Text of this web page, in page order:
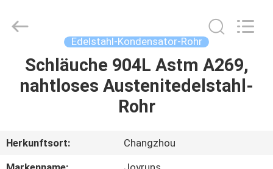
HAUS
ÜBER
US
Tube
Reserved.
Edelstahl-Kondensator-Rohr
Schläuche 904L Astm A269,
nahtloses Austenitedelstahl-
Rohr
Herkunftsort:
Changzhou